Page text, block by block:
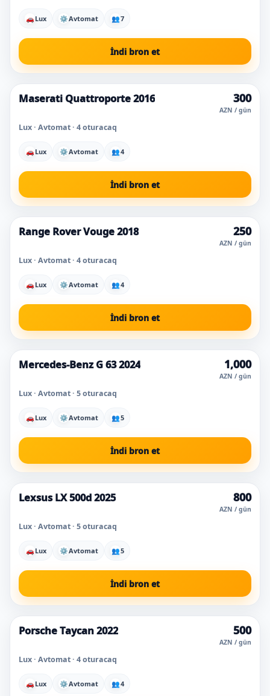
🚗 Lux ⚙Avtomat 👥7
İndi bron et
Super qiymət
Maserati Quattroporte 2016 300
AZN / gün
Lux · Avtomat · 4 oturacaq
🚗 Lux ⚙Avtomat 👥4
İndi bron et
Super qiymət
Range Rover Vouge 2018 250
AZN / gün
Lux · Avtomat · 4 oturacaq
🚗 Lux ⚙Avtomat 👥4
İndi bron et
Ən çox seçilən
Mercedes-Benz G 63 2024 1,000
AZN / gün
Lux · Avtomat · 5 oturacaq
🚗 Lux ⚙Avtomat 👥5
İndi bron et
Super qiymət
Lexsus LX 500d 2025 800
AZN / gün
Lux · Avtomat · 5 oturacaq
🚗 Lux ⚙Avtomat 👥5
İndi bron et
Super qiymət
Porsche Taycan 2022 500
AZN / gün
Lux · Avtomat · 4 oturacaq
🚗 Lux ⚙Avtomat 👥4